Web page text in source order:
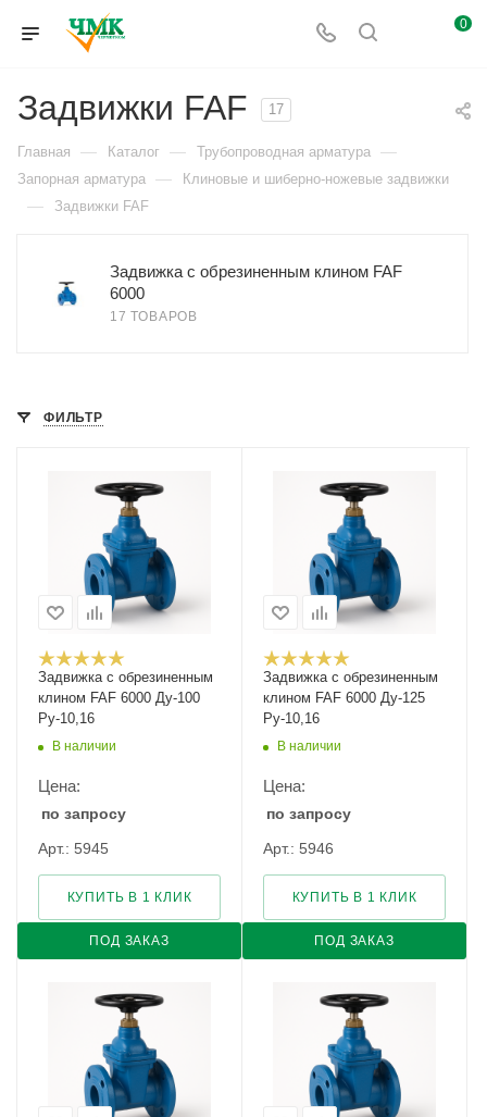
0
Задвижки FAF 17
Главная — Каталог — Трубопроводная арматура —
Запорная арматура — Клиновые и шиберно-ножевые задвижки
— Задвижки FAF
Задвижка с обрезиненным клином FAF
6000
17 ТОВАРОВ
ФИЛЬТР
Задвижка с обрезиненным
клином FAF 6000 Ду-100
Ру-10,16
В наличии
Цена:
по запросу
Арт.: 5945
ПОД ЗАКАЗ
КУПИТЬ В 1 КЛИК
Задвижка с обрезиненным
клином FAF 6000 Ду-125
Ру-10,16
В наличии
Цена:
по запросу
Арт.: 5946
ПОД ЗАКАЗ
КУПИТЬ В 1 КЛИК